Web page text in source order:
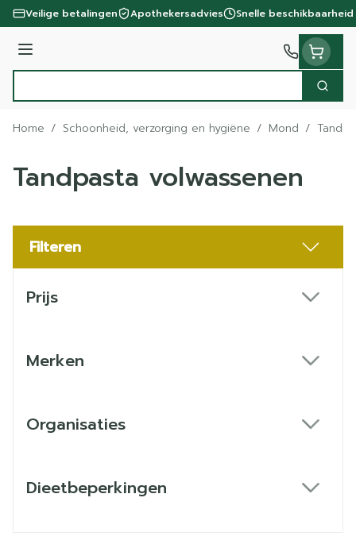
Ga naar de inhoud
Veilige betalingen Apothekersadvies Snelle beschikbaarheid
Menu
Zoek
Home / Schoonheid, verzorging en hygiëne / Mond /
Tandpasta volwassenen
Filteren
Prijs
Merken
Organisaties
Dieetbeperkingen